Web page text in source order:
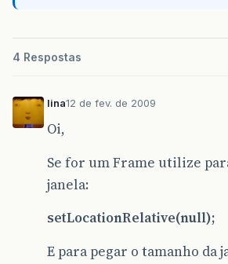
4 Respostas
lina12 de fev. de 2009
Oi,
Se for um Frame utilize
janela:
setLocationRelative(null);
E para pegar o tamanho da